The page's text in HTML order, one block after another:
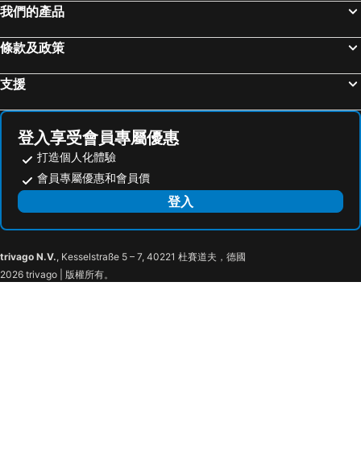
台中博客創意旅店
Hotel Maple Taiwan Boulevard
全國大飯店
台中日月千禧酒店
回行旅 逢甲館
穀關溫泉飯店
North Sea Hotel
台中裕元花園酒店
安可旅店
我們的產品
條款及政策
支援
登入享受會員專屬優惠
打造個人化體驗
會員專屬優惠和會員價
登入
trivago N.V., Kesselstraße 5 – 7, 40221 杜賽道夫，德國
2026 trivago | 版權所有。